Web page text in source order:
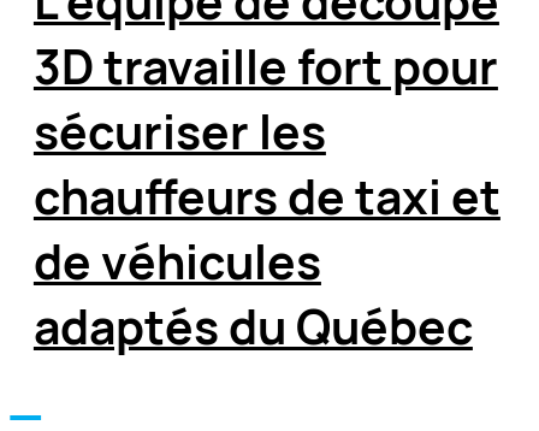
3D travaille fort pour
sécuriser les
chauffeurs de taxi et
de véhicules
adaptés du Québec